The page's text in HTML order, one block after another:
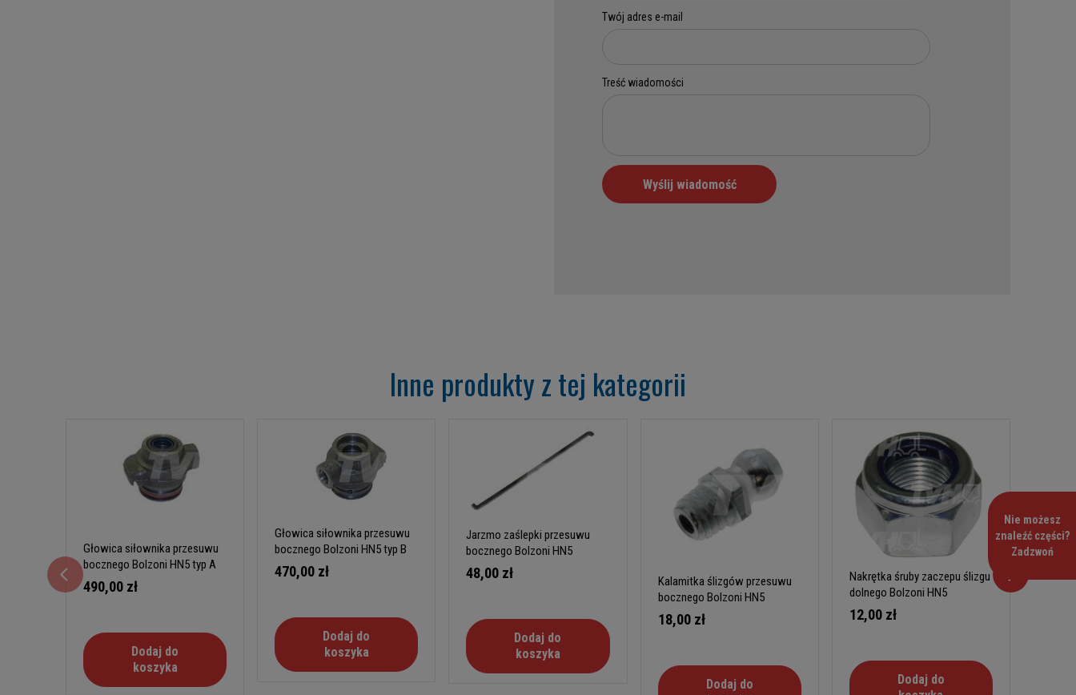
Inne produkty z tej kategorii
Głowica siłownika przesuwu
bocznego Bolzoni HN5 typ A
490,00 zł
Dodaj do
koszyka
Głowica siłownika przesuwu
bocznego Bolzoni HN5 typ B
470,00 zł
Dodaj do
koszyka
Jarzmo zaślepki przesuwu
bocznego Bolzoni HN5
48,00 zł
Dodaj do
koszyka
Kalamitka ślizgów przesuwu
bocznego Bolzoni HN5
18,00 zł
Dodaj do
Nakrętka śruby zaczepu ślizgu
dolnego Bolzoni HN5
12,00 zł
Dodaj do
O-ring
Nie możesz
znaleźć części?
Zadzwoń